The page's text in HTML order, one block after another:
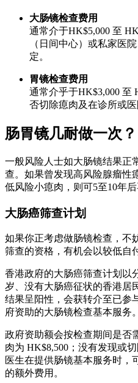
大肠镜检查费用
通常介于HK$5,000 至
（日间中心）或私家医
定。
胃镜检查费用
通常介乎于HK$3,000 至
否切除瘜肉及在诊所或医
肠胃镜几耐做一次？
一般风险人士如大肠镜结果正
查。如果曾发现高风险腺瘤性
低风险小瘜肉，则可5至10年后
大肠癌筛查计划
如果你正考虑做肠镜检查，不
筛查的资格，有机会以较低自
香港政府的大肠癌筛查计划以
岁、没有大肠癌征状的香港居
结果呈阳性，会获转介至已参
府资助的大肠镜检查基本服务。
政府资助额会按检查期间是否
肉为 HK$8,500；没有发现或
医生在提供肠镜基本服务时，
的额外费用。